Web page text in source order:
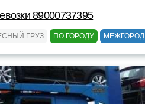
89000737395
ГРУЗ ПО ГОРОДУ МЕЖГОРОД